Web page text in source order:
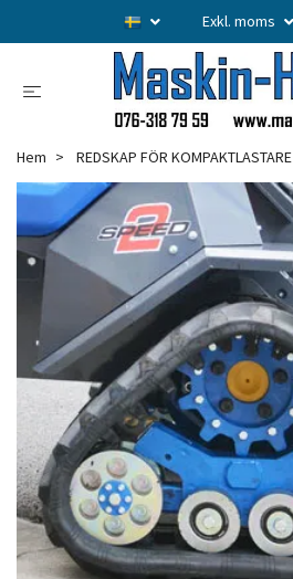
Exkl. moms
Hem REDSKAP FÖR KOMPAKTLASTARE